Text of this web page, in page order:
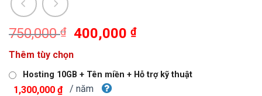
750,000₫
Giá
là:
750,000 ₫.
400,000₫Giá
là:
Thêm tùy chọn
Hosting 10GB + Tên miền + Hỗ trợ kỹ thuật
1,300,000 ₫ / năm